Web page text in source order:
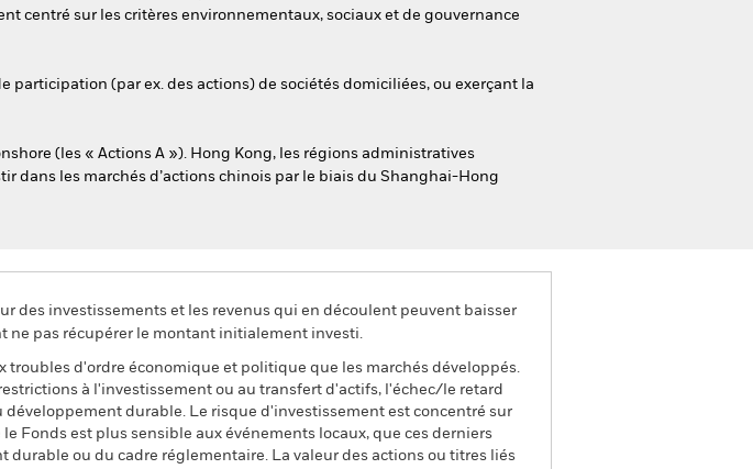
centré sur les critères environnementaux, sociaux et de gouvernance
(par ex. des actions) de sociétés domiciliées, ou exerçant la
(les « Actions A »). Hong Kong, les régions administratives
dans les marchés d’actions chinois par le biais du Shanghai-Hong
des investissements et les revenus qui en découlent peuvent baisser
ne pas récupérer le montant initialement investi.
troubles d'ordre économique et politique que les marchés développés.
à l'investissement ou au transfert d'actifs, l'échec/le retard
durable. Le risque d'investissement est concentré sur
Fonds est plus sensible aux événements locaux, que ces derniers
durable ou du cadre réglementaire. La valeur des actions ou titres liés